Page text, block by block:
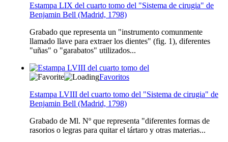
Estampa LIX del cuarto tomo del "Sistema de cirugia" de
Benjamin Bell (Madrid, 1798)
Grabado que representa un "instrumento comunmente
llamado llave para extraer los dientes" (fig. 1), diferentes
"uñas" o "garabatos" utilizados...
Favoritos
Estampa LVIII del cuarto tomo del "Sistema de cirugia" de
Benjamin Bell (Madrid, 1798)
Grabado de Ml. Nº que representa "diferentes formas de
rasorios o legras para quitar el tártaro y otras materias...